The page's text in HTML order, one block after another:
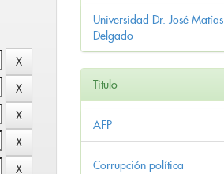
Universidad Dr. José Matías
Delgado
Título
AFP
Corrupción política